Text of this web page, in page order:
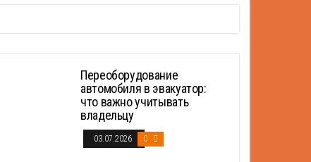
Переоборудование
автомобиля в эвакуатор:
что важно учитывать
владельцу
03.07.2026 0